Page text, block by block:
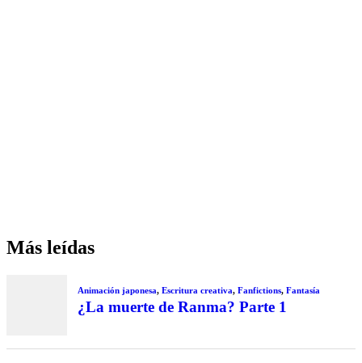
Más leídas
Animación japonesa, Escritura creativa, Fanfictions, Fantasía
¿La muerte de Ranma? Parte 1